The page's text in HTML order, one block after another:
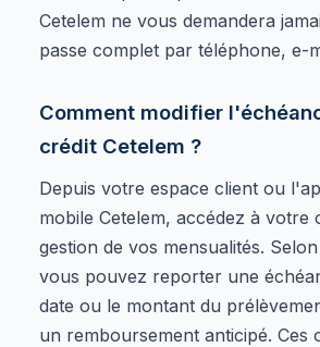
Cetelem ne vous demandera
passe complet par téléphone, e-
Comment modifier
crédit Cetelem ?
Depuis votre espace client ou
mobile Cetelem, accédez à votre
gestion de vos mensualités.
vous pouvez reporter une
date ou le montant du
un remboursement anticipé. Ces